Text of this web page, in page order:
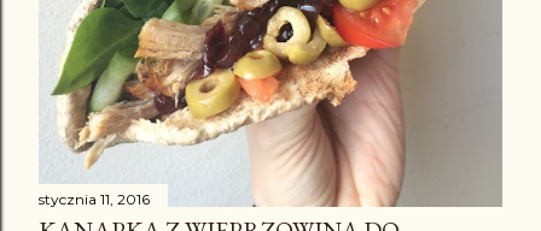
stycznia 11, 2016